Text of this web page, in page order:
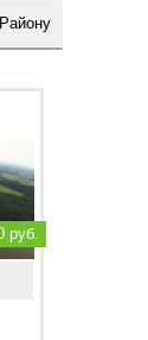
Району
руб.